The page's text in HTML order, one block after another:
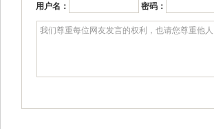
用户名： 密码：